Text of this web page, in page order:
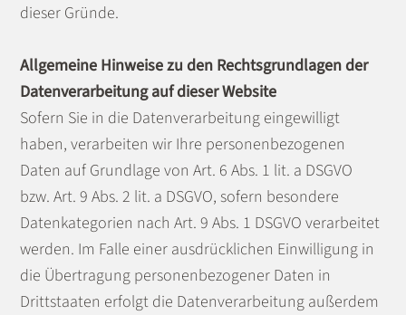
dieser Gründe.
Allgemeine Hinweise zu den Rechtsgrundlagen der
Datenverarbeitung auf dieser Website
Sofern Sie in die Datenverarbeitung eingewilligt
haben, verarbeiten wir Ihre personenbezogenen
Daten auf Grundlage von Art. 6 Abs. 1 lit. a DSGVO
bzw. Art. 9 Abs. 2 lit. a DSGVO, sofern besondere
Datenkategorien nach Art. 9 Abs. 1 DSGVO verarbeitet
werden. Im Falle einer ausdrücklichen Einwilligung in
die Übertragung personenbezogener Daten in
Drittstaaten erfolgt die Datenverarbeitung außerdem